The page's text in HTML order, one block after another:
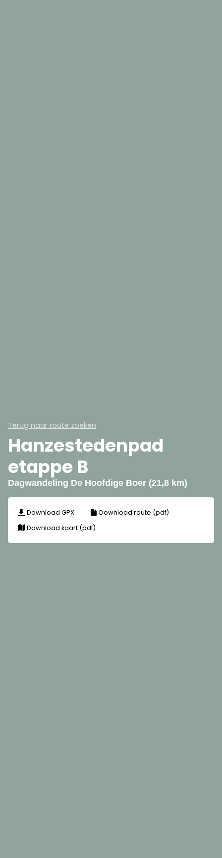
Terug naar route zoeken
Hanzestedenpad
etappe B
Dagwandeling De Hoofdige Boer (21,8 km)
Download GPX
Download route (pdf)
Download kaart (pdf)